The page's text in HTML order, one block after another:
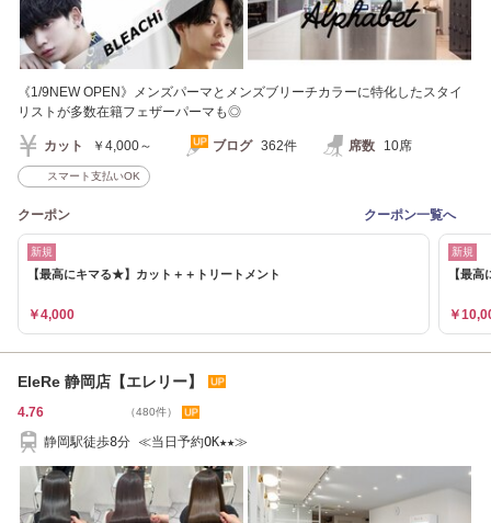
《1/9NEW OPEN》メンズパーマとメンズブリーチカラーに特化したスタイ
リストが多数在籍フェザーパーマも◎
カット ￥4,000～ ブログ 362件 席数 10席
スマート支払いOK
クーポン クーポン一覧へ
新規
【最高にキマる★】カット＋＋トリートメント
￥4,000
新規
【最
￥
EleRe 静岡店【エレリー】
4.76 （480件）
静岡駅徒歩8分 ≪当日予約OK★★≫